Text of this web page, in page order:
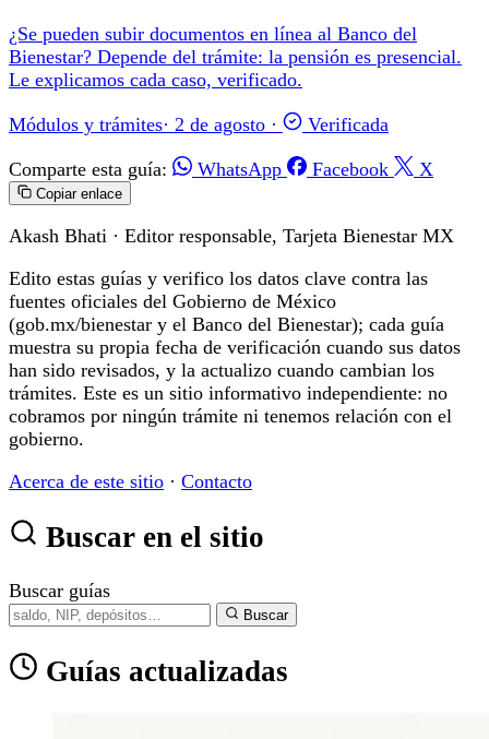
¿Se pueden subir documentos en línea al Banco del
Bienestar? Depende del trámite: la pensión es presencial.
Le explicamos cada caso, verificado.
Módulos y trámites· 2 de agosto · Verificada
Comparte esta guía: WhatsApp Facebook X
Copiar enlace
Akash Bhati · Editor responsable, Tarjeta Bienestar MX
Edito estas guías y verifico los datos clave contra las
fuentes oficiales del Gobierno de México
(gob.mx/bienestar y el Banco del Bienestar); cada guía
muestra su propia fecha de verificación cuando sus datos
han sido revisados, y la actualizo cuando cambian los
trámites. Este es un sitio informativo independiente: no
cobramos por ningún trámite ni tenemos relación con el
gobierno.
Acerca de este sitio · Contacto
Buscar en el sitio
Buscar guías
Buscar
Guías actualizadas